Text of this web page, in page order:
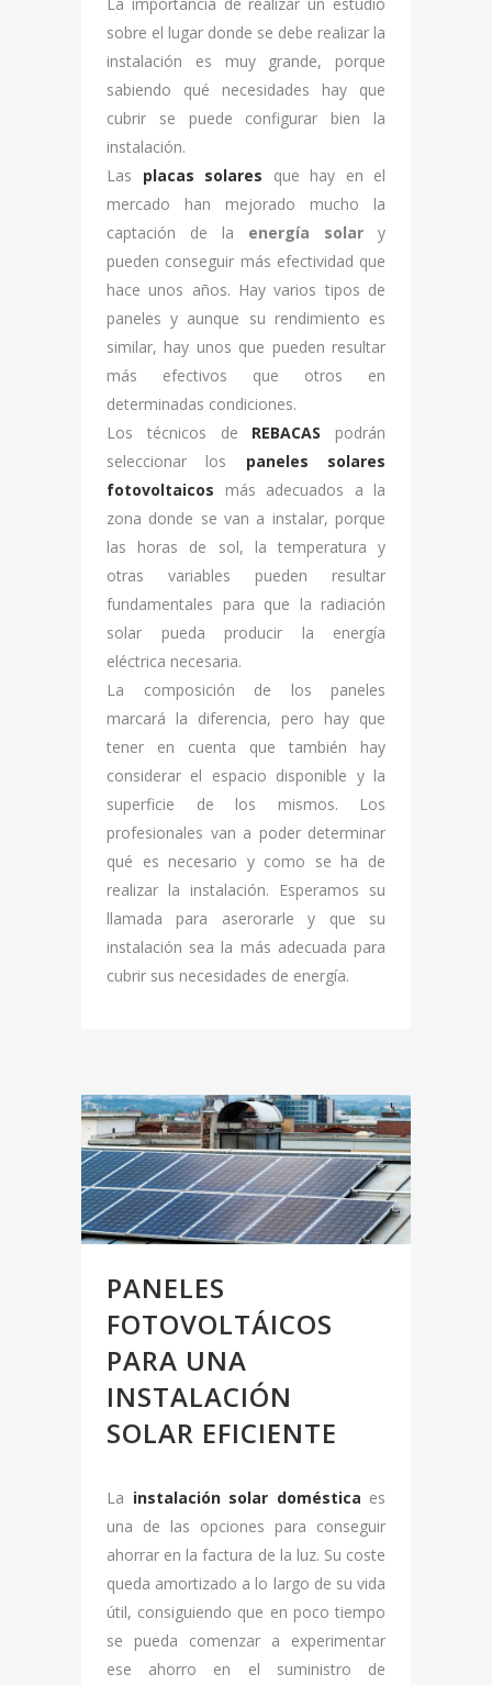
sobre el lugar donde se debe realizar la
instalación es muy grande, porque
sabiendo qué necesidades hay que
cubrir se puede configurar bien la
instalación.
Las placas solares que hay en el
mercado han mejorado mucho la
captación de la energía solar y
pueden conseguir más efectividad que
hace unos años. Hay varios tipos de
paneles y aunque su rendimiento es
similar, hay unos que pueden resultar
más efectivos que otros en
determinadas condiciones.
Los técnicos de REBACAS podrán
seleccionar los paneles solares
fotovoltaicos más adecuados a la
zona donde se van a instalar, porque
las horas de sol, la temperatura y
otras variables pueden resultar
fundamentales para que la radiación
solar pueda producir la energía
eléctrica necesaria.
La composición de los paneles
marcará la diferencia, pero hay que
tener en cuenta que también hay
considerar el espacio disponible y la
superficie de los mismos. Los
profesionales van a poder determinar
qué es necesario y como se ha de
realizar la instalación. Esperamos su
llamada para aserorarle y que su
instalación sea la más adecuada para
cubrir sus necesidades de energía.
PANELES
FOTOVOLTÁICOS
PARA UNA
INSTALACIÓN
SOLAR EFICIENTE
La instalación solar doméstica es
una de las opciones para conseguir
ahorrar en la factura de la luz. Su coste
queda amortizado a lo largo de su vida
útil, consiguiendo que en poco tiempo
se pueda comenzar a experimentar
ese ahorro en el suministro de